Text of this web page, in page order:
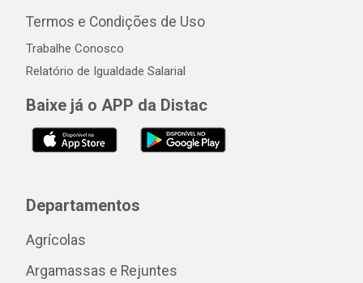
Termos e Condições de Uso
Trabalhe Conosco
Relatório de Igualdade Salarial
Baixe já o APP da Distac
Departamentos
Agrícolas
Argamassas e Rejuntes